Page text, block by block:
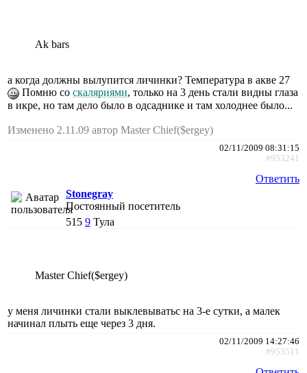
Ak bars
а когда должны вылупится личинки? Температура в акве 27
Помню со скаляриями, только на 3 день стали видны глаза
в икре, но там дело было в одсаднике и там холоднее было...
Изменено 2.11.09 автор Master Chief($ergey)
02/11/2009 08:31:15
#953241
Ответить
Stonegray
Постоянный посетитель
515 9 Тула
Master Chief($ergey)
у меня личинки стали выклевыватьс на 3-е сутки, а малек
начинал плыть еще через 3 дня.
02/11/2009 14:27:46
#953511